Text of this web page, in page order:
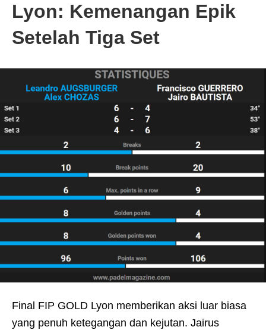
Lyon: Kemenangan Epik
Setelah Tiga Set
Final FIP GOLD Lyon memberikan aksi luar biasa
yang penuh ketegangan dan kejutan. Jairus